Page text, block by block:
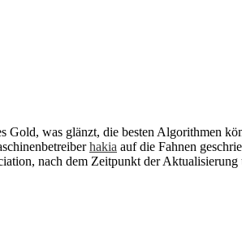
was glänzt, die besten Algorithmen
hakia auf die Fahnen
nach dem Zeitpunkt der